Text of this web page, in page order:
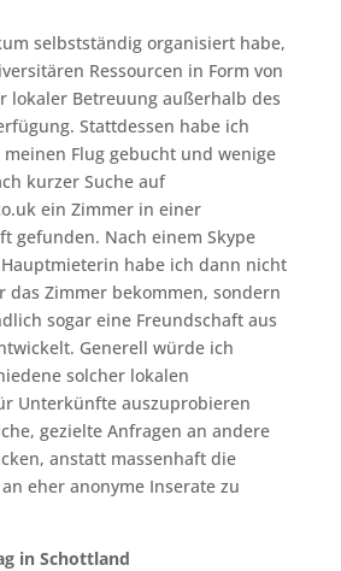
selbstständig organisiert habe,
Ressourcen in Form von
lokaler Betreuung außerhalb des
Stattdessen habe ich
Flug gebucht und wenige
kurzer Suche auf
ein Zimmer in einer
gefunden. Nach einem Skype
habe ich dann nicht
das Zimmer bekommen, sondern
sogar eine Freundschaft aus
Generell würde ich
solcher lokalen
Unterkünfte auszuprobieren
gezielte Anfragen an andere
anstatt massenhaft die
eher anonyme Inserate zu
in Schottland